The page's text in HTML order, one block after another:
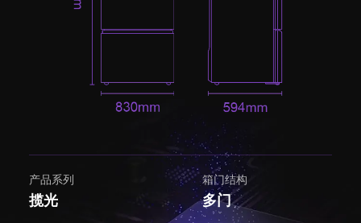
产品系列
揽光
箱门结构
多门